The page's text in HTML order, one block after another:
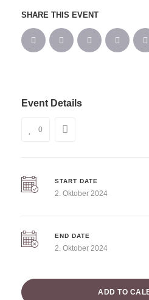
SHARE THIS EVENT
Event Details
0
START DATE
2. Oktober 2024
END DATE
2. Oktober 2024
ADD TO